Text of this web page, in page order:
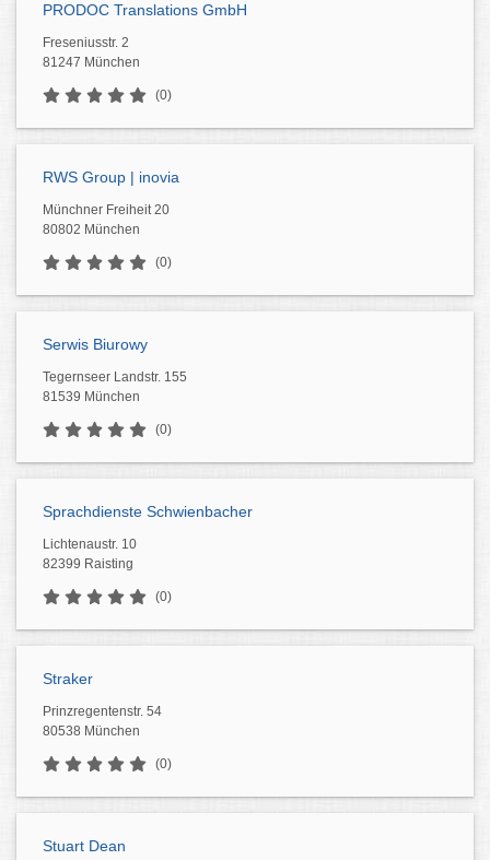
PRODOC Translations GmbH
Freseniusstr. 2
81247 München
(0)
RWS Group | inovia
Münchner Freiheit 20
80802 München
(0)
Serwis Biurowy
Tegernseer Landstr. 155
81539 München
(0)
Sprachdienste Schwienbacher
Lichtenaustr. 10
82399 Raisting
(0)
Straker
Prinzregentenstr. 54
80538 München
(0)
Stuart Dean